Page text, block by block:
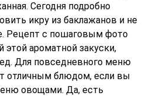
Сегодня подробно
икру из баклажанов и не
Рецепт с пошаговым фото
ароматной закуски,
Для повседневного меню
отличным блюдом, если вы
овощами. Да, есть